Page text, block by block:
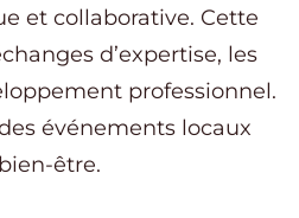
et collaborative. Cette
d’expertise, les
professionnel.
événements locaux
être.